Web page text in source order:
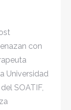
con
Universidad
SOATIF,